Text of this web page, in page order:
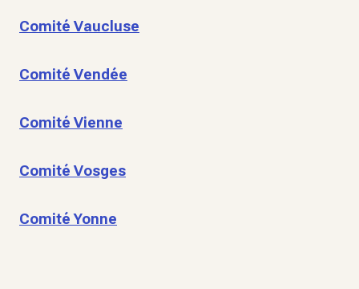
Comité Vaucluse
Comité Vendée
Comité Vienne
Comité Vosges
Comité Yonne